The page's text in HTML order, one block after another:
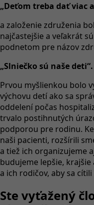
„Deťom treba dať viac
a založenie združenia
najčastejšie a veľakrát
podnetom pre názov
„Slniečko sú naše deti“.
Prvou myšlienkou bolo
výchovu detí ako sa
oddelení počas
trvalo postihnutých
podporou pre rodinu.
naši pacienti, rozšírili
a tiež ich organizujeme
budujeme lepšie,
a ich rodičov, aby sa
Ste vyťažený